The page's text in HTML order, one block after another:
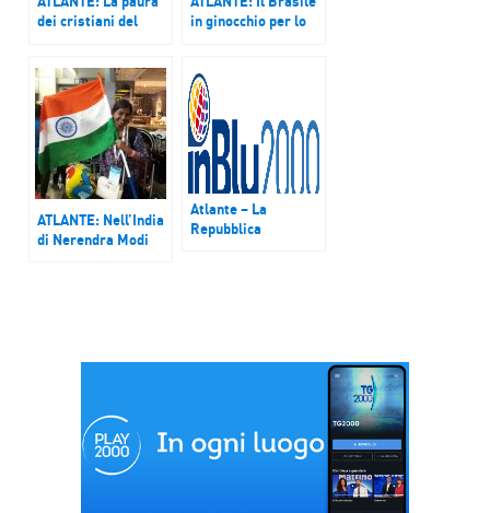
dei cristiani del
rischi di un nuovo
conflitto – Puntata
del 5 novembre 2017
in ginocchio per lo
presidente Temer
sempre più debole e
impopolare –
Podcast del 3 giugno
2018
ATLANTE: Nell’India
di Nerendra Modi
Atlante – La
Repubblica